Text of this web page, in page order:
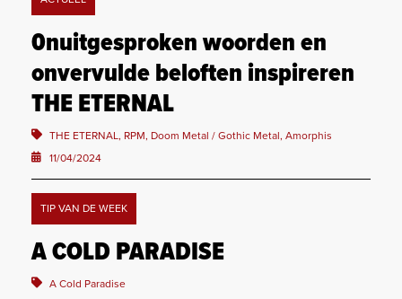
0nuitgesproken woorden en
onvervulde beloften inspireren
THE ETERNAL
THE ETERNAL, RPM, Doom Metal / Gothic Metal, Amorphis
11/04/2024
TIP VAN DE WEEK
A COLD PARADISE
A Cold Paradise